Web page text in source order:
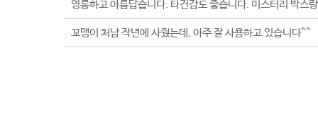
꼬맹이 처남 작년에 사줬는데, 아주 잘 사용하고 있습니다^^